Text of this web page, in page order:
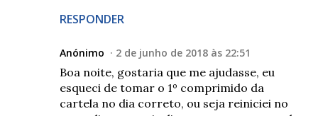
RESPONDER
Anónimo 2 de junho de 2018 às 22:51
Boa noite, gostaria que me ajudasse, eu
esqueci de tomar o 1º comprimido da
cartela no dia correto, ou seja reiniciei no